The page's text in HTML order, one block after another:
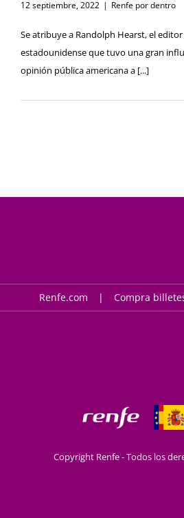
12 septiembre, 2022 | Renfe por dentro
Se atribuye a Randolph Hearst, el
estadounidense que tuvo una gran
opinión pública americana a [...]
Renfe.com Compra
Copyright Renfe - Todos los